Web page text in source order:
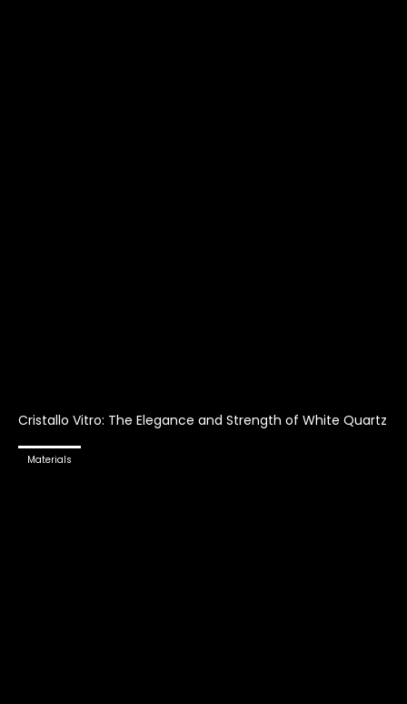
Cristallo Vitro: The Elegance and Strength of White Quartz
Materials